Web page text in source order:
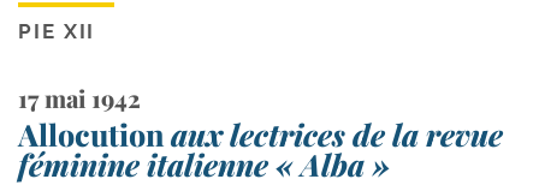
PIE XII
17 mai 1942
Allocution aux lectrices de la revue
féminine italienne « Alba »